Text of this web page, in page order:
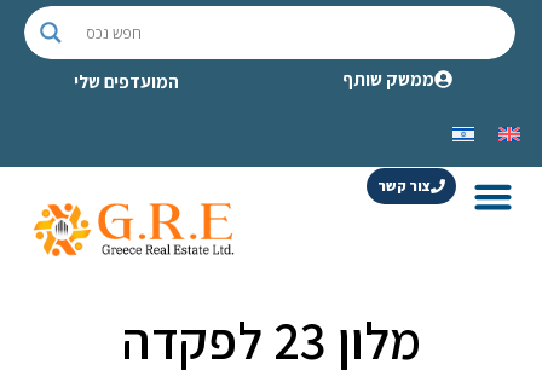
ממשק שותף המועדפים שלי
צור קשר
מלון 23 לפקדה